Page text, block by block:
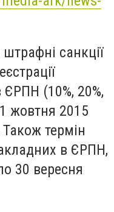
санкції
(10%, 20%,
жовтня 2015
термін
в ЄРПН,
30 вересня